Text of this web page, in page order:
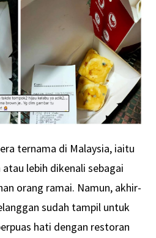
ternama di Malaysia, iaitu
lebih dikenali sebagai
orang ramai. Namun, akhir-
sudah tampil untuk
hati dengan restoran